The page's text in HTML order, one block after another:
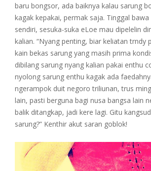
baru bongsor, ada baiknya kalau sarung
kagak kepakai, permak saja. Tinggal
sendiri, sesuka-suka eLoe mau dipelelin
kalian. “Nyang penting, biar keliatan trndy
kain bekas sarung yang masih prima
dibilang sarung nyang kalian pakai enthu
nyolong sarung enthu kagak ada
ngerampok duit negoro triliunan, trus
lain, pasti berguna bagi nusa bangsa lain
balik ditangkap, jadi kere lagi. Gitu
sarung?” Kenthir akut saran goblok!